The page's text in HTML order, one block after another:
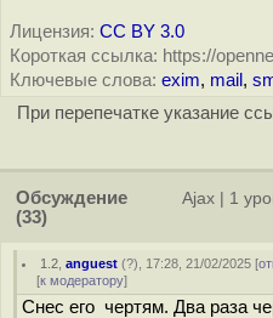
Лицензия: CC BY 3.0
Короткая ссылка: https://
Ключевые слова: exim, mail ,
При перепечатке указание
Обсуждение
(33)
Ajax 1
1.2 ,anguest (?), 17:28, 21/02/2025 [
[к модератору]
Снес его чертям. Два раза